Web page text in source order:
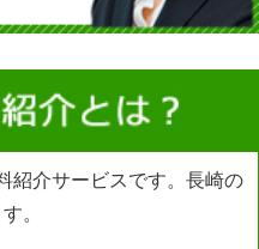
紹介サービスです。長崎の
。